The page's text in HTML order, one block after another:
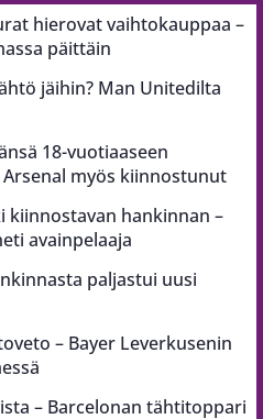
hierovat vaihtokauppaa –
päittäin
jäihin? Man Unitedilta
18-vuotiaaseen
myös kiinnostunut
kiinnostavan hankinnan –
avainpelaaja
paljastui uusi
– Bayer Leverkusenin
– Barcelonan tähtitoppari